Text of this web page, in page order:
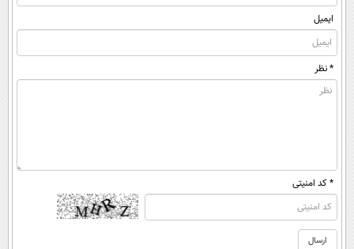
ایمیل
* نظر
* کد امنیتی